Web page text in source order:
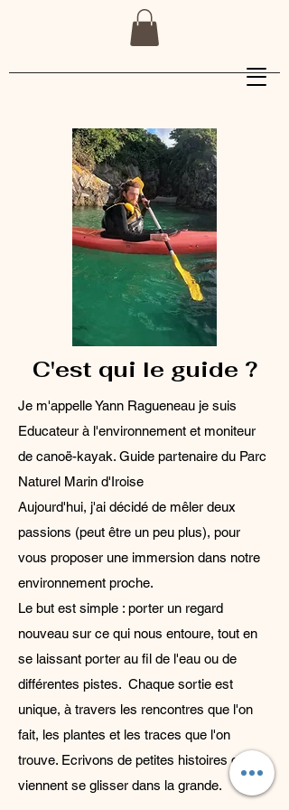
C'est qui le guide ?
Je m'appelle Yann Ragueneau je suis
Educateur à l'environnement et moniteur
de canoë-kayak. Guide partenaire du Parc
Naturel Marin d'Iroise
Aujourd'hui, j'ai décidé de mêler deux
passions (peut être un peu plus), pour
vous proposer une immersion dans notre
environnement proche.
Le but est simple : porter un regard
nouveau sur ce qui nous entoure, tout en
se laissant porter au fil de l'eau ou de
différentes pistes. Chaque sortie est
unique, à travers les rencontres que l'on
fait, les plantes et les traces que l'on
trouve. Ecrivons de petites histoires qui
viennent se glisser dans la grande.